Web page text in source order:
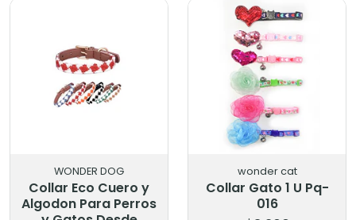
WONDER DOG
Collar Eco Cuero y
Algodon Para Perros
wonder cat
Collar Gato 1 U Pq-
016